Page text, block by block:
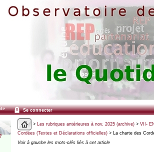
Se connecter
> Les rubriques antérieures à nov. 2025 (archive)> VII-
Cordées (Textes et Déclarations officielles)> La charte des
Voir à gauche les mots-clés liés à cet article